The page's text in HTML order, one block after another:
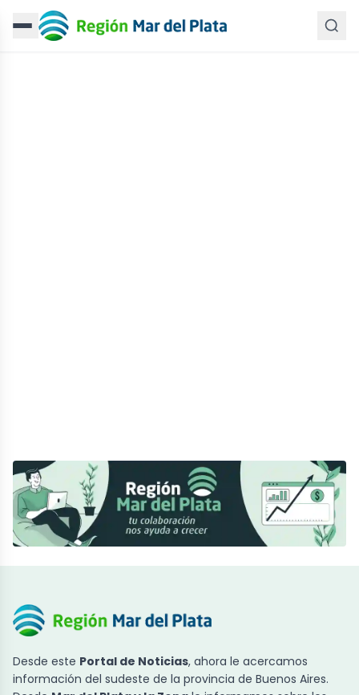
Desde este Portal de Noticias, ahora le acercamos
información del sudeste de la provincia de Buenos Aires.